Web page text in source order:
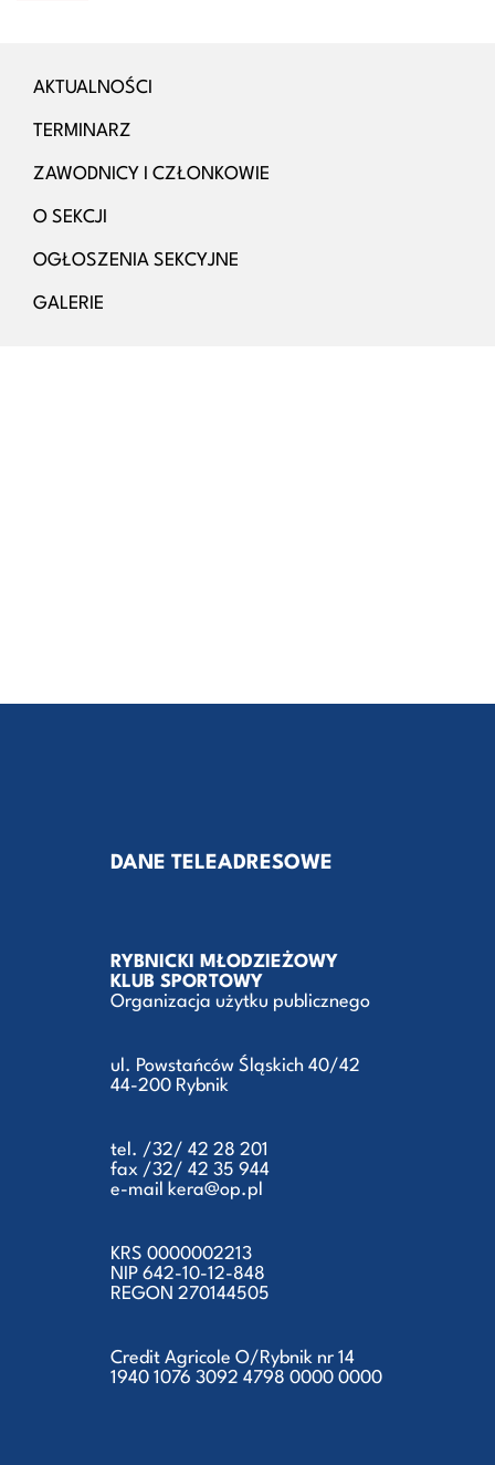
AKTUALNOŚCI
TERMINARZ
ZAWODNICY I CZŁONKOWIE
O SEKCJI
OGŁOSZENIA SEKCYJNE
GALERIE
DANE TELEADRESOWE
RYBNICKI MŁODZIEŻOWY
KLUB SPORTOWY
Organizacja użytku publicznego
ul. Powstańców Śląskich 40/42
44-200 Rybnik
tel. /32/ 42 28 201
fax /32/ 42 35 944
e-mail kera@op.pl
KRS 0000002213
NIP 642-10-12-848
REGON 270144505
Credit Agricole O/Rybnik nr 14
1940 1076 3092 4798 0000 0000